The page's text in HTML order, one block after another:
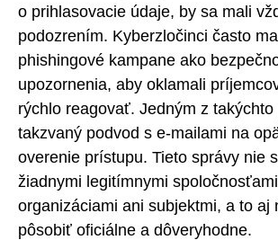
o prihlasovacie údaje, by sa mali
podozrením. Kyberzločinci často
phishingové kampane ako
upozornenia, aby oklamali
rýchlo reagovať. Jedným z
takzvaný podvod s e-mailami na
overenie prístupu. Tieto správy nie
žiadnymi legitímnymi
organizáciami ani subjektmi, a to aj
pôsobiť oficiálne a dôveryhodne.